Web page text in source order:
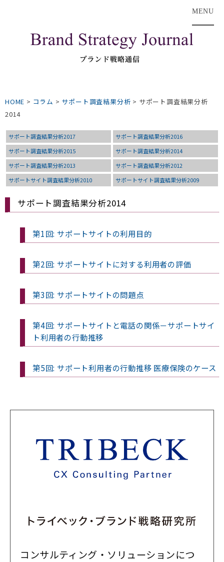
MENU
HOME > コラム > サポート調査結果分析 > サポート調査結果分析
2014
サポート調査結果分析2017
サポート調査結果分析2016
サポート調査結果分析2015
サポート調査結果分析2014
サポート調査結果分析2013
サポート調査結果分析2012
サポートサイト調査結果分析2010
サポートサイト調査結果分析2009
サポート調査結果分析2014
第1回: サポートサイトの利用目的
第2回: サポートサイトに対する利用者の評価
第3回: サポートサイトの問題点
第4回: サポートサイトと電話の関係－サポートサイ
ト利用者の行動推移
第5回: サポート利用者の行動推移 医療保険のケース
コンサルティング・ソリューションにつ